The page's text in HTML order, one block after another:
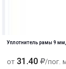
Уплотнитель рамы 9
от 31.40 /пог.